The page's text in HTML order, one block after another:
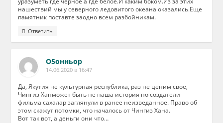
нашествий мы у северного ледовитого океана оказались.Еще
памятник поставте заодно всем разбойникам.
Ответить
О5онньор
14.06.2020 в 16:47
Да, Якутия не культурная республика, раз не ценим свое,
Чингиз Ханможет быть не наша история но создатели
фильма сахалар заглянули в ранее неизведанное. Право об
этом скажут потомки, что началось от Чингиз Хана.
Вот так вот, а деньги они что…